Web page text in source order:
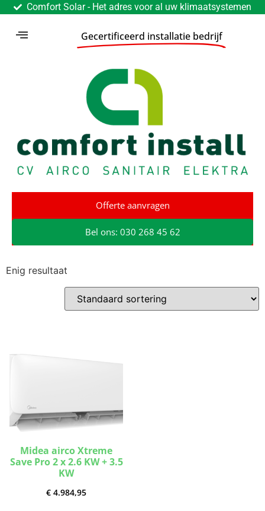
Comfort Solar - Het adres voor al uw klimaatsystemen
Gecertificeerd installatie bedrijf
Offerte aanvragen
Bel ons: 030 268 45 62
Enig resultaat
Midea airco Xtreme
Save Pro 2 x 2.6 KW + 3.5
KW
€ 4.984,95